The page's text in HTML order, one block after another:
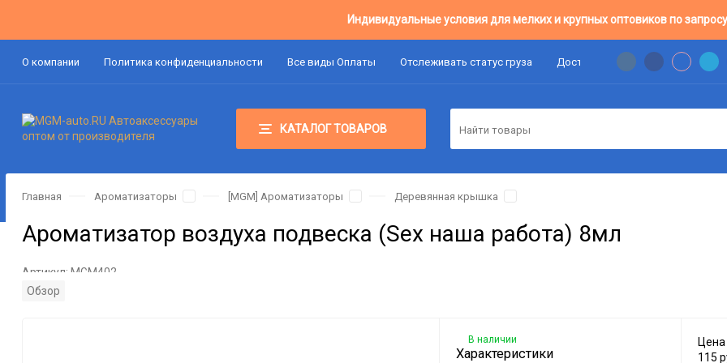
Индивидуальные условия для мелких и крупных оптовиков по
О компании Политика конфиденциальности Все виды Оплаты Отслеживать статус груза Доставка Цены Оптовикам
КАТАЛОГ ТОВАРОВ
Главная Ароматизаторы [MGM] Ароматизаторы Деревянная крышка
Ароматизатор воздуха подвеска (Sex наша работа) 8мл
Артикул: MGM402
Обзор
В наличии
Характеристики
Цена
115